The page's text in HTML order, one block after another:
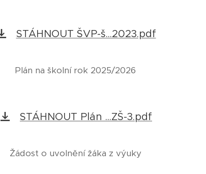
STÁHNOUT ŠVP-š...2023.pdf
Plán na školní rok 2025/2026
STÁHNOUT Plán ...ZŠ-3.pdf
Žádost o uvolnění žáka z výuky